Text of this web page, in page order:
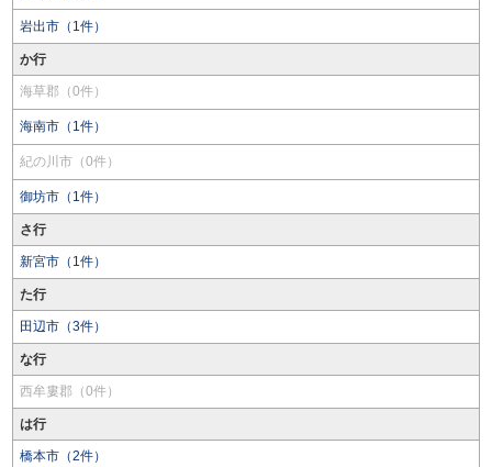
岩出市（1件）
か行
海草郡（0件）
海南市（1件）
紀の川市（0件）
御坊市（1件）
さ行
新宮市（1件）
た行
田辺市（3件）
な行
西牟婁郡（0件）
は行
橋本市（2件）